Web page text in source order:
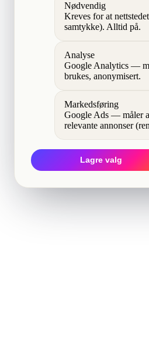
Nødvendig
Kreves for at
samtykke). Alltid på.
Analyse
Google Analytics —
brukes, anonymisert.
Markedsføring
Google Ads — måler
relevante annonser
Lagre valg